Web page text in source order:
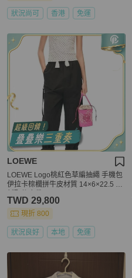
狀況尚可 香港 免運
LOEWE
LOEWE Logo桃紅色草編抽繩 手機包
伊拉卡棕櫚拼牛皮材質 14×6×22.5 98
TWD 29,800
現折 800
狀況良好 本地 免運